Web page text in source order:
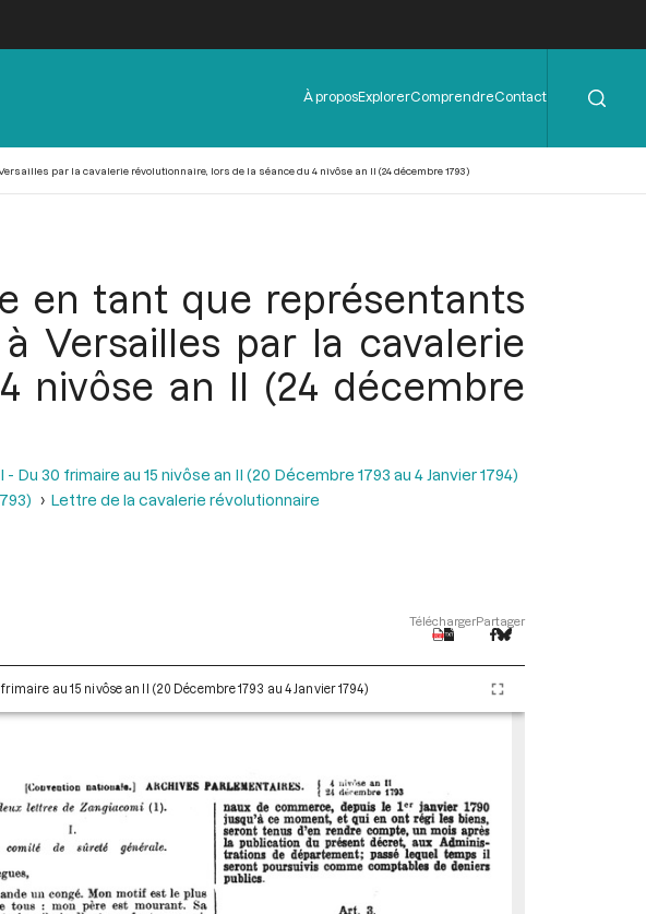
Menu
de
À proposExplorerComprendreContact
par la cavalerie révolutionnaire, lors de la séance du 4 nivôse an II (24 décembre 1793)
en tant que représentants
Versailles par la cavalerie
nivôse an II (24 décembre
- Du 30 frimaire au 15 nivôse an II (20 Décembre 1793 au 4 Janvier 1794)
Lettre de la cavalerie révolutionnaire
TéléchargerPartager
au 15 nivôse an II (20 Décembre 1793 au 4 Janvier 1794)